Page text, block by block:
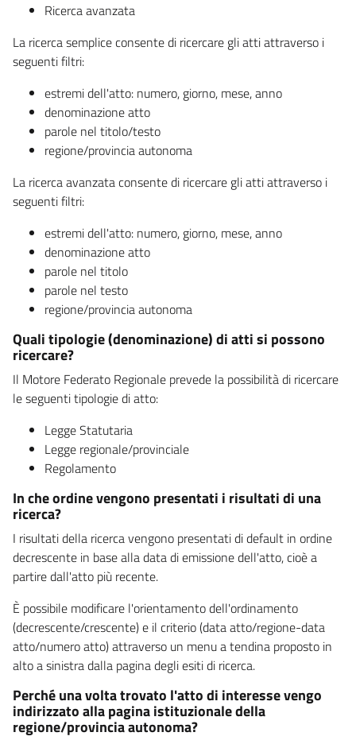
Ricerca avanzata
La ricerca semplice consente di ricercare gli atti attraverso i
seguenti filtri:
estremi dell'atto: numero, giorno, mese, anno
denominazione atto
parole nel titolo/testo
regione/provincia autonoma
La ricerca avanzata consente di ricercare gli atti attraverso i
seguenti filtri:
estremi dell'atto: numero, giorno, mese, anno
denominazione atto
parole nel titolo
parole nel testo
regione/provincia autonoma
Quali tipologie (denominazione) di atti si possono
ricercare?
Il Motore Federato Regionale prevede la possibilità di ricercare
le seguenti tipologie di atto:
Legge Statutaria
Legge regionale/provinciale
Regolamento
In che ordine vengono presentati i risultati di una
ricerca?
I risultati della ricerca vengono presentati di default in ordine
decrescente in base alla data di emissione dell'atto, cioè a
partire dall'atto più recente.
È possibile modificare l'orientamento dell'ordinamento
(decrescente/crescente) e il criterio (data atto/regione-data
atto/numero atto) attraverso un menu a tendina proposto in
alto a sinistra dalla pagina degli esiti di ricerca.
Perché una volta trovato l'atto di interesse vengo
indirizzato alla pagina istituzionale della
regione/provincia autonoma?